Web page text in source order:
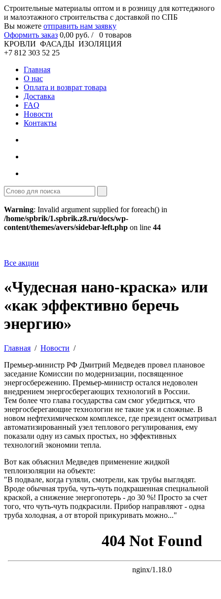
Cтроительные материалы оптом и в розницу для коттеджного
и малоэтажного строительства с доставкой по СПБ
Вы можете отправить нам заявку
Оформить заказ 0,00 руб. / 0 товаров
КРОВЛИ ФАСАДЫ ИЗОЛЯЦИЯ
+7 812 303 52 25
Главная
О нас
Оплата и возврат товара
Доставка
FAQ
Новости
Контакты
Warning: Invalid argument supplied for foreach() in
/home/spbrik/1.spbrik.z8.ru/docs/wp-
content/themes/avers/sidebar-left.php on line 44
Все акции
«Чудесная нано-краска» или
«как эффективно беречь
энергию»
Главная / Новости /
Премьер-министр РФ Дмитрий Медведев провел плановое
заседание Комиссии по модернизации, посвященное
энергосбережению. Премьер-министр остался недоволен
внедрением энергосберегающих технологий в России.
Тем более что глава государства сам смог убедиться, что
энергосберегающие технологии не такие уж и сложные. В
новом нефтехимическом комплексе, где президент осматривал
автоматизированный узел теплового регулирования, ему
показали одну из самых простых, но эффективных
технологий экономии тепла.
Вот как объяснил Медведев применение жидкой
теплоизоляции на объекте:
"В подвале, когда гуляли, смотрели, как трубы выглядят.
Вроде обычная труба, чуть-чуть подкрашенная специальной
краской, а снижение энергопотерь - до 30 %! Просто за счет
того, что чуть-чуть подкрасили. Прибор направляют - одна
труба холодная, а от второй прикуривать можно..."